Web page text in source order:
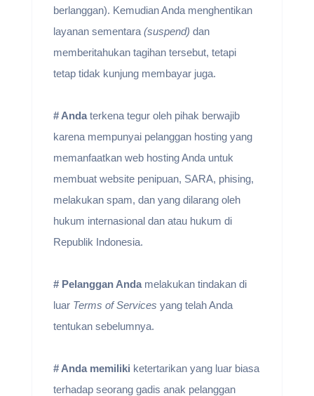
berlanggan). Kemudian Anda menghentikan
layanan sementara (suspend) dan
memberitahukan tagihan tersebut, tetapi
tetap tidak kunjung membayar juga.
# Andaterkena tegur oleh pihak berwajib
karena mempunyai pelanggan hosting yang
memanfaatkan web hosting Anda untuk
membuat website penipuan, SARA, phising,
melakukan spam, dan yang dilarang oleh
hukum internasional dan atau hukum di
Republik Indonesia.
# Pelanggan Andamelakukan tindakan di
luar Terms of Services yang telah Anda
tentukan sebelumnya.
# Anda memiliki ketertarikan yang luar biasa
terhadap seorang gadis anak pelanggan